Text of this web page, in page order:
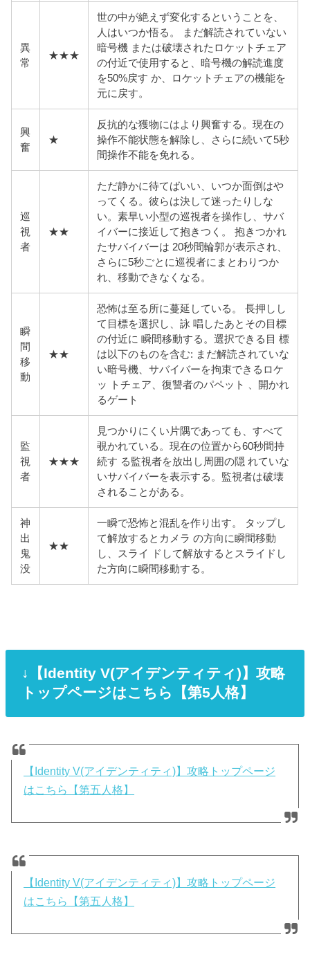
異
常
★★★
世の中が絶えず変化するということを、
人はいつか悟る。 まだ解読されていない
暗号機 または破壊されたロケットチェア
の付近で使用すると、暗号機の解読進度
を50%戻す か、ロケットチェアの機能を
元に戻す。
興
奮
★
反抗的な獲物にはより興奮する。現在の
操作不能状態を解除し、さらに続いて5秒
間操作不能を免れる。
巡
視
者
★★
ただ静かに待てばいい、いつか面倒はや
ってくる。彼らは決して迷ったりしな
い。素早い小型の巡視者を操作し、サバ
イバーに接近して抱きつく。 抱きつかれ
たサバイバーは 20秒間輪郭が表示され、
さらに5秒ごとに巡視者にまとわりつか
れ、移動できなくなる。
瞬
間
移
動
★★
恐怖は至る所に蔓延している。 長押しし
て目標を選択し、詠 唱したあとその目標
の付近に 瞬間移動する。選択できる目 標
は以下のものを含む: まだ解読されていな
い暗号機、サバイバーを拘束できるロケ
ッ トチェア、復讐者のパペット 、開かれ
るゲート
監
視
者
★★★
見つかりにくい片隅であっても、すべて
覗かれている。現在の位置から60秒間持
続す る監視者を放出し周囲の隠 れていな
いサバイバーを表示する。監視者は破壊
されることがある。
神
出
鬼
没
★★
一瞬で恐怖と混乱を作り出す。 タップし
て解放するとカメラ の方向に瞬間移動
し、スライ ドして解放するとスライドし
た方向に瞬間移動する。
↓【Identity V(アイデンティティ)】攻略
トップページはこちら【第5人格】
【Identity V(アイデンティティ)】攻略トップページ
はこちら【第五人格】
【Identity V(アイデンティティ)】攻略トップページ
はこちら【第五人格】